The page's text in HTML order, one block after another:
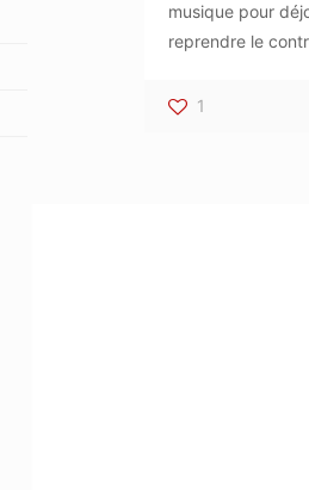
musique pour
reprendre le
1